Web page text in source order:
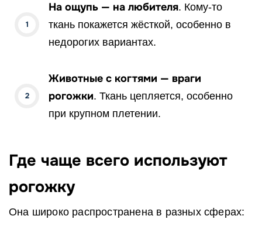
На ощупь — на любителя. Кому-то
ткань покажется жёсткой, особенно в
недорогих вариантах.
Животные с когтями — враги
рогожки. Ткань цепляется, особенно
при крупном плетении.
Где чаще всего используют
рогожку
Она широко распространена в разных сферах: